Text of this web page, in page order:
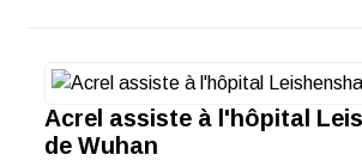
Acrel assiste à l'hôpital
de Wuhan